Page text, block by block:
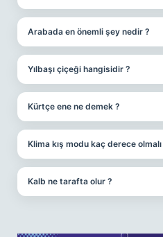
Arabada en önemli şey nedir ?
Yılbaşı çiçeği hangisidir ?
Kürtçe ene ne demek ?
Klima kış modu kaç derece olmalı
Kalb ne tarafta olur ?